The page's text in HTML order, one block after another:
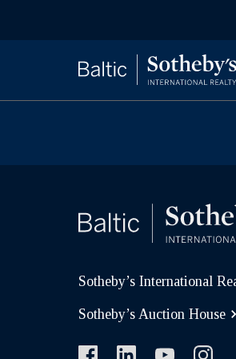
Sotheby’s International
Sotheby’s Auction House